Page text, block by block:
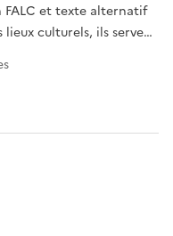
FALC et texte alternatif
culturels, ils servent
et à toute équipe de
en Europe,